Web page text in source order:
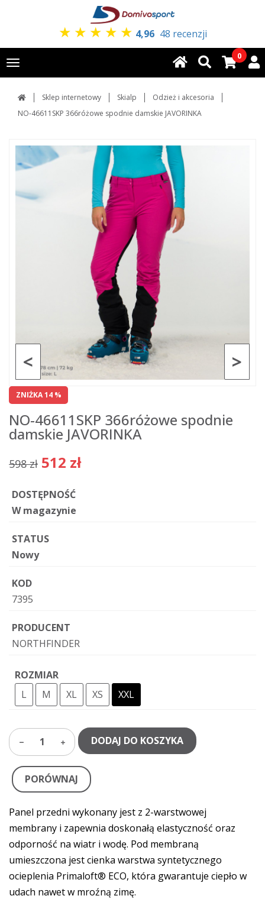
★ ★ ★ ★ ★ 4,96 48 recenzji
Toggle
navigation
0
Sklep internetowy Skialp
Odzież i akcesoria
NO-46611SKP 366różowe spodnie damskie JAVORINKA
>
<
ZNIŻKA 14 %
NO-46611SKP 366różowe spodnie
damskie JAVORINKA
598 zł 512 zł
DOSTĘPNOŚĆ
W magazynie
STATUS
Nowy
KOD
7395
PRODUCENT
NORTHFINDER
ROZMIAR
L
M XL XS XXL
1 DODAJ DO KOSZYKA
PORÓWNAJ
Panel przedni wykonany jest z 2-warstwowej
membrany i zapewnia doskonałą elastyczność oraz
odporność na wiatr i wodę. Pod membraną
umieszczona jest cienka warstwa syntetycznego
ocieplenia Primaloft® ECO, która gwarantuje ciepło w
udach nawet w mroźną zimę.